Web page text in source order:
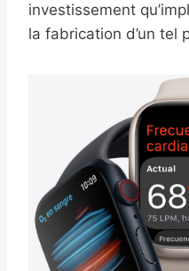
investissement
la fabrication d’un tel